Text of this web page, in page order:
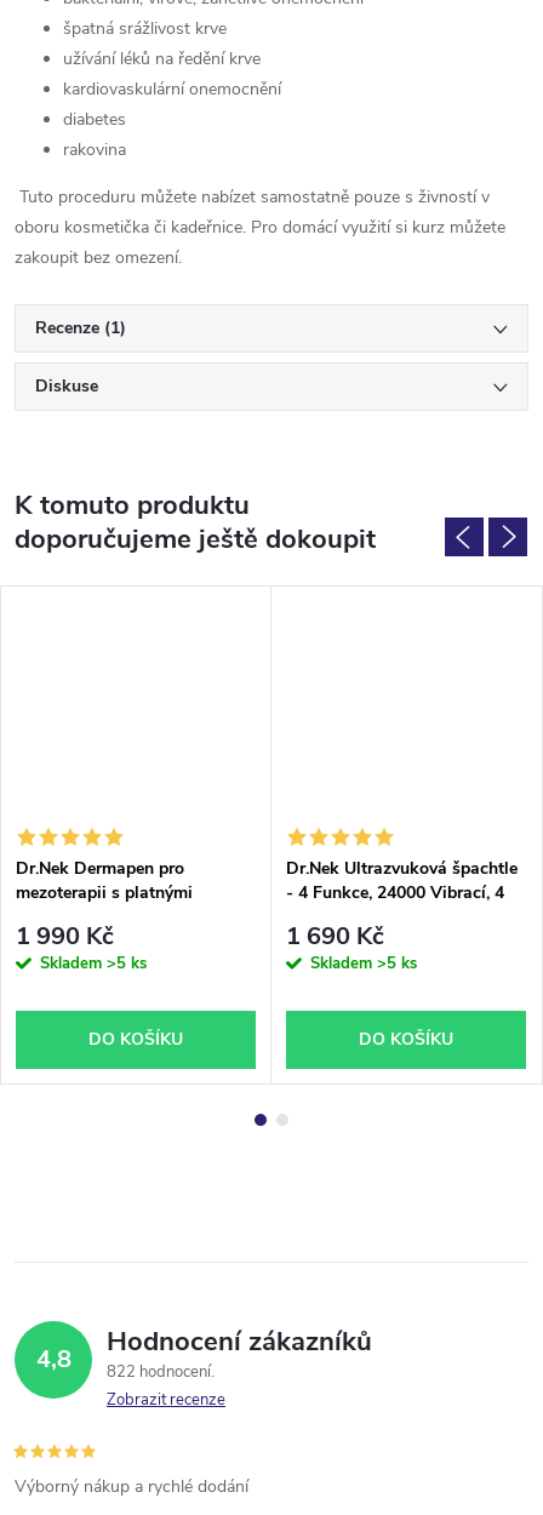
špatná srážlivost krve
užívání léků na ředění krve
kardiovaskulární onemocnění
diabetes
rakovina
Tuto proceduru můžete nabízet samostatně pouze s živností v
oboru kosmetička či kadeřnice. Pro domácí využití si kurz můžete
zakoupit bez omezení.
Recenze (1)
Diskuse
K tomuto produktu
doporučujeme ještě dokoupit
Dr.Nek Dermapen pro
mezoterapii s platnými
plus Dr.Nek DNA sérum s
PDRN (DNA lososa) – pro
mikrojehličkování (dermapen)
1 990 Kč
Skladem >5 ks
DO KOŠÍKU
Dr.Nek Ultrazvuková špachtle
- 4 Funkce, 24000 Vibrací, 4
1 690 Kč
Skladem >5 ks
DO KOŠÍKU
4,8 Hodnocení zákazníků
822 hodnocení
Zobrazit recenze
Výborný nákup a rychlé dodání